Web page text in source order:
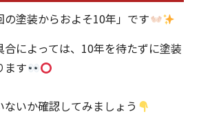
の塗装からおよそ10年」です
合によっては、10年を待たずに塗装
ます
いか確認してみましょう